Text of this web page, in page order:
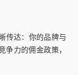
传达：你的品牌与
力的佣金政策，